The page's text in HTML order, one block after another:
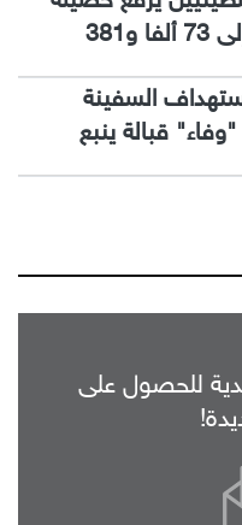
السفينة
قبالة ينبع
للحصول على